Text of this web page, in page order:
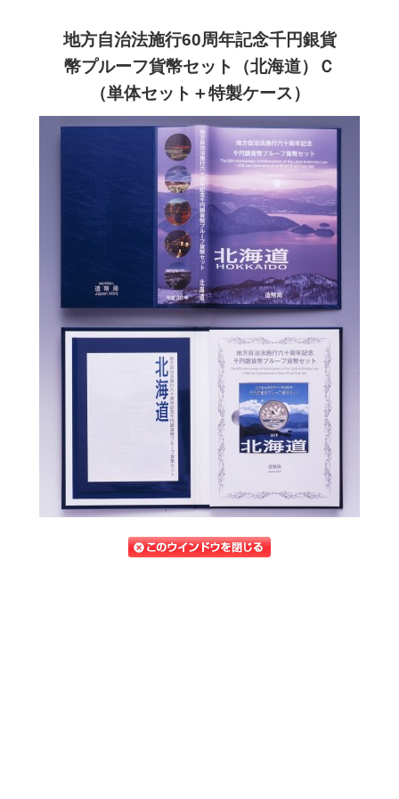
地方自治法施行60周年記念千円銀貨
幣プルーフ貨幣セット（北海道）Ｃ
（単体セット＋特製ケース）